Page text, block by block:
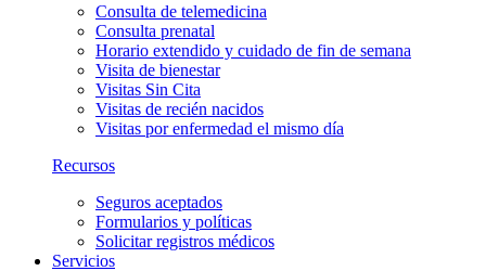
Consulta de telemedicina
Consulta prenatal
Horario extendido y cuidado de fin de semana
Visita de bienestar
Visitas Sin Cita
Visitas de recién nacidos
Visitas por enfermedad el mismo día
Recursos
Seguros aceptados
Formularios y políticas
Solicitar registros médicos
Servicios